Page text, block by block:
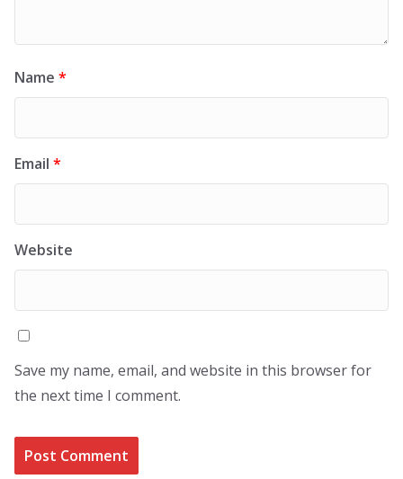
Name *
Email *
Website
Save my name, email, and website in this browser for
the next time I comment.